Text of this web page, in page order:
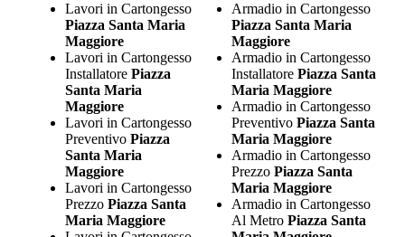
Lavori in Cartongesso
Piazza Santa Maria
Maggiore
Lavori in Cartongesso
Installatore Piazza
Santa Maria
Maggiore
Lavori in Cartongesso
Preventivo Piazza
Santa Maria
Maggiore
Lavori in Cartongesso
Prezzo Piazza Santa
Maria Maggiore
Armadio in Cartongesso
Piazza Santa Maria
Maggiore
Armadio in Cartongesso
Installatore Piazza Santa
Maria Maggiore
Armadio in Cartongesso
Preventivo Piazza Santa
Maria Maggiore
Armadio in Cartongesso
Prezzo Piazza Santa
Maria Maggiore
Armadio in Cartongesso
Al Metro Piazza Santa